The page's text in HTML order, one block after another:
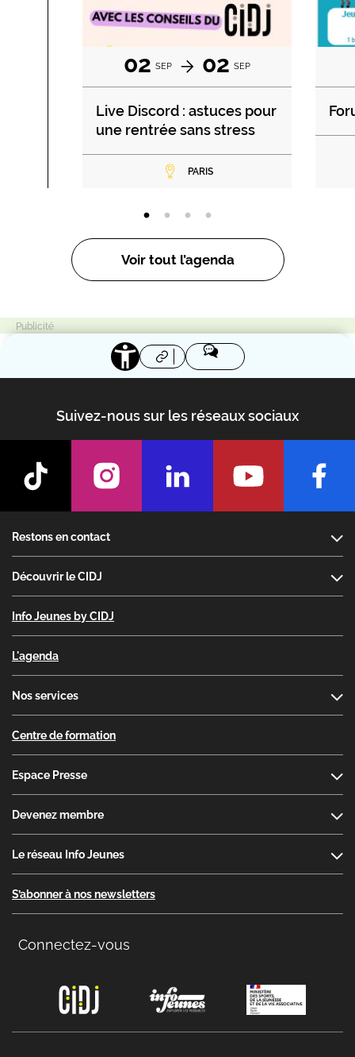
02 SEP 02 SEP
Live Discord : astuces pour
une rentrée sans stress
PARIS
Voir tout l’agenda
Suivez-nous sur les réseaux sociaux
Restons en contact
Découvrir le CIDJ
Info Jeunes by CIDJ
L'agenda
Nos services
Centre de formation
Espace Presse
Devenez membre
Le réseau Info Jeunes
S’abonner à nos newsletters
Connectez-vous